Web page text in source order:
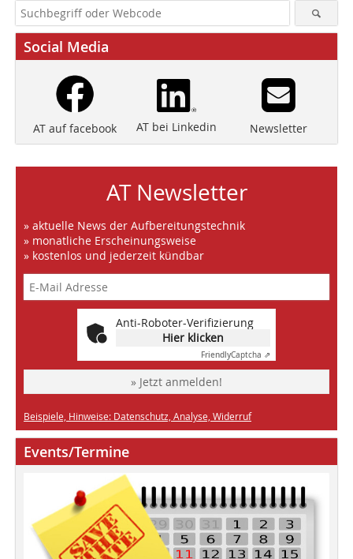
Social Media
AT auf facebook AT bei Linkedin Newsletter
AT Newsletter
» aktuelle News der Aufbereitungstechnik
» monatliche Erscheinungsweise
» kostenlos und jederzeit kündbar
Anti-Roboter-Verifizierung
Hier klicken
FriendlyCaptcha ⇗
» Jetzt anmelden!
Beispiele, Hinweise: Datenschutz, Analyse, Widerruf
Events/Termine